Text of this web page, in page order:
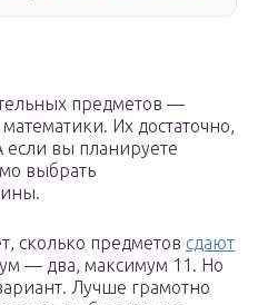
предметов —
Их достаточно,
если вы планируете
выбрать
сколько предметов сдают
— два, максимум 11. Но
Лучше грамотно